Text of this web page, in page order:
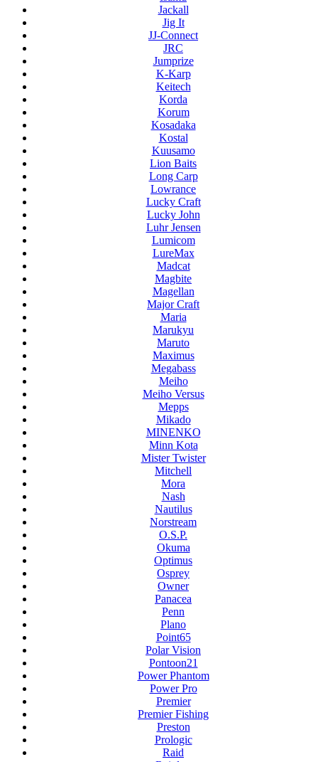
Jackall
Jig It
JJ-Connect
JRC
Jumprize
K-Karp
Keitech
Korda
Korum
Kosadaka
Kostal
Kuusamo
Lion Baits
Long Carp
Lowrance
Lucky Craft
Lucky John
Luhr Jensen
Lumicom
LureMax
Madcat
Magbite
Magellan
Major Craft
Maria
Marukyu
Maruto
Maximus
Megabass
Meiho
Meiho Versus
Mepps
Mikado
MINENKO
Minn Kota
Mister Twister
Mitchell
Mora
Nash
Nautilus
Norstream
O.S.P.
Okuma
Optimus
Osprey
Owner
Panacea
Penn
Plano
Point65
Polar Vision
Pontoon21
Power Phantom
Power Pro
Premier
Premier Fishing
Preston
Prologic
Raid